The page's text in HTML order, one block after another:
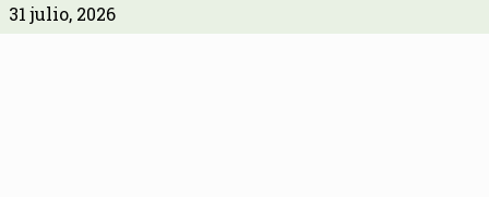
31 julio, 2026